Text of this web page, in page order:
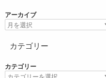
アーカイブ
カテゴリー
カテゴリー